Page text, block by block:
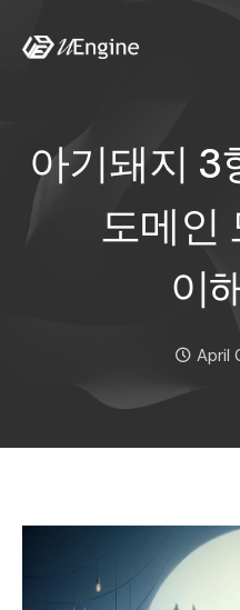
아기돼지 3
아기돼지 3
도메인
이
Date:
April